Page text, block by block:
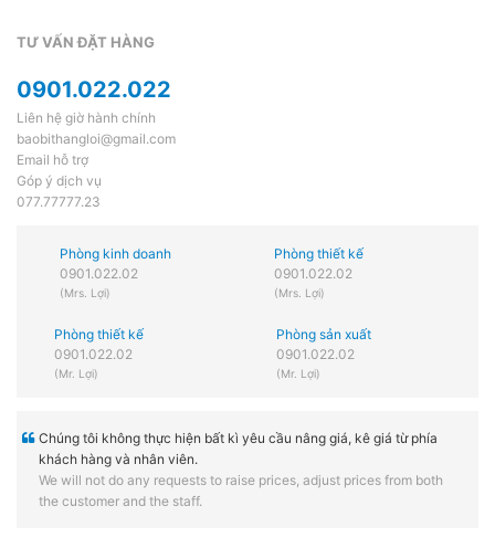
TƯ VẤN ĐẶT HÀNG
0901.022.022
Liên hệ giờ hành chính
baobithangloi@gmail.com
Email hỗ trợ
Góp ý dịch vụ
077.77777.23
Phòng kinh doanh
0901.022.02
(Mrs. Lợi)
Phòng thiết kế
0901.022.02
(Mrs. Lợi)
Phòng thiết kế
0901.022.02
(Mr. Lợi)
Phòng sản xuất
0901.022.02
(Mr. Lợi)
Chúng tôi không thực hiện bất kì yêu cầu nâng giá, kê giá từ phía
khách hàng và nhân viên.
We will not do any requests to raise prices, adjust prices from both
the customer and the staff.